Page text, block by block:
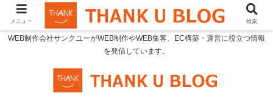
WEB制作会社サンクユーがWEB制作やWEB集客、EC構築・運営に役立つ情報
を発信しています。
メニュー 検索